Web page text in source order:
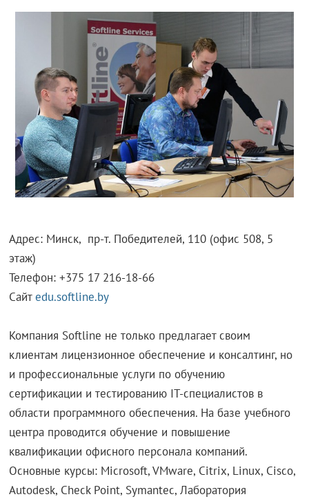
Адрес: Минск, пр-т. Победителей, 110 (офис 508, 5
этаж)
Телефон: +375 17 216-18-66
Сайтedu.softline.by
Компания Softline не только предлагает своим
клиентам лицензионное обеспечение и консалтинг, но
и профессиональные услуги по обучению
сертификации и тестированию IT-специалистов в
области программного обеспечения. На базе учебного
центра проводится обучение и повышение
квалификации офисного персонала компаний.
Основные курсы: Microsoft, VMware, Citrix, Linux, Cisco,
Autodesk, Check Point, Symantec, Лаборатория